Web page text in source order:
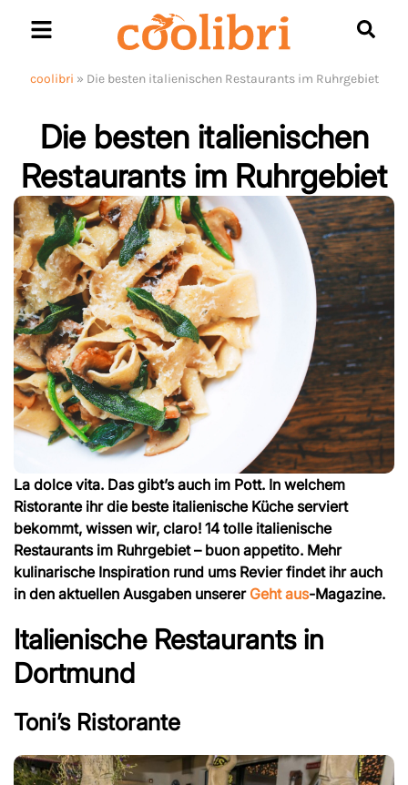
coolibri » Die besten italienischen Restaurants im Ruhrgebiet
Die besten italienischen
Restaurants im Ruhrgebiet
La dolce vita. Das gibt’s auch im Pott. In welchem
Ristorante ihr die beste italienische Küche serviert
bekommt, wissen wir, claro! 14 tolle italienische
Restaurants im Ruhrgebiet – buon appetito. Mehr
kulinarische Inspiration rund ums Revier findet ihr auch
in den aktuellen Ausgaben unserer Geht aus-Magazine.
Italienische Restaurants in
Dortmund
Toni’s Ristorante